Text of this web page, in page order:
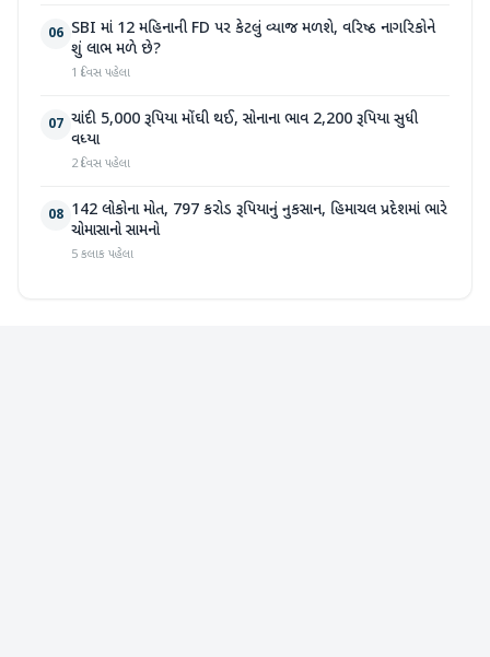
06 SBI માં 12 મહિનાની FD પર કેટલું વ્યાજ મળશે, વરિષ્ઠ નાગરિકોને
શું લાભ મળે છે?
1 દિવસ પહેલા
07 ચાંદી 5,000 રૂપિયા મોંઘી થઈ, સોનાના ભાવ 2,200 રૂપિયા સુધી
વધ્યા
2 દિવસ પહેલા
08 142 લોકોના મોત, 797 કરોડ રૂપિયાનું નુકસાન, હિમાચલ પ્રદેશમાં ભારે
ચોમાસાનો સામનો
5 કલાક પહેલા